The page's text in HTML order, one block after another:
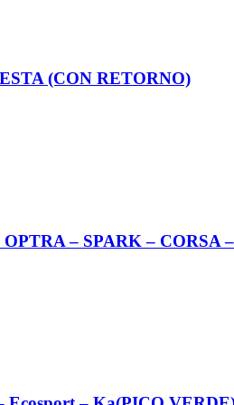
(CON RETORNO)
– SPARK –